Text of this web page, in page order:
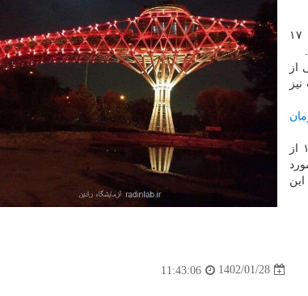
پل طبیعت همزمان با ۱۷
از
بنا براعلام سایت شهر، روز جهانی بیماران هموفیلی از سال ۱۹۸۹ از
1402/01/28
11:43:06